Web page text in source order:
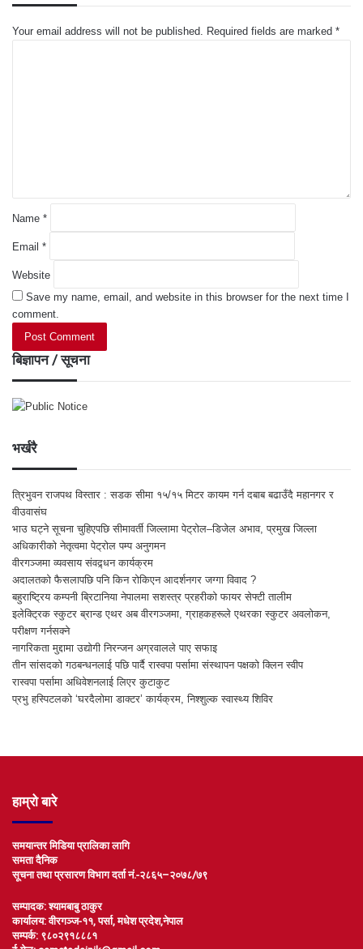
Your email address will not be published. Required fields are marked *
Name *
Email *
Website
Save my name, email, and website in this browser for the next time I
comment.
बिज्ञापन / सूचना
भर्खरै
त्रिभुवन राजपथ विस्तार : सडक सीमा १५/१५ मिटर कायम गर्न दबाब बढाउँदै महानगर र
वीउवासंघ
भाउ घट्ने सूचना चुहिएपछि सीमावर्ती जिल्लामा पेट्रोल–डिजेल अभाव, प्रमुख जिल्ला
अधिकारीको नेतृत्वमा पेट्रोल पम्प अनुगमन
वीरगञ्जमा व्यवसाय संवद्र्धन कार्यक्रम
अदालतको फैसलापछि पनि किन रोकिएन आदर्शनगर जग्गा विवाद ?
बहुराष्ट्रिय कम्पनी ब्रिटानिया नेपालमा सशस्त्र प्रहरीको फायर सेफ्टी तालीम
इलेक्ट्रिक स्कुटर ब्रान्ड एथर अब वीरगञ्जमा, ग्राहकहरूले एथरका स्कुटर अवलोकन,
परीक्षण गर्नसक्ने
नागरिकता मुद्दामा उद्योगी निरन्जन अग्रवालले पाए सफाइ
तीन सांसदको गठबन्धनलाई पछि पार्दै रास्वपा पर्सामा संस्थापन पक्षको क्लिन स्वीप
रास्वपा पर्सामा अधिवेशनलाई लिएर कुटाकुट
प्रभु हस्पिटलको ‘घरदैलोमा डाक्टर’ कार्यक्रम, निश्शुल्क स्वास्थ्य शिविर
हाम्रो बारे
समयान्तर मिडिया प्रालिका लागि
समता दैनिक
सूचना तथा प्रसारण विभाग दर्ता नं.-२८६५–२०७८/७९
सम्पादक: श्यामबाबु ठाकुर
कार्यालय: वीरगञ्ज-११, पर्सा, मधेश प्रदेश,नेपाल
सम्पर्क: ९८०२९१८८८१